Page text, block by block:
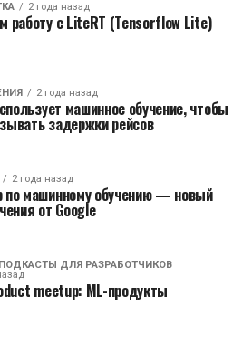
2 года назад
работу с LiteRT (Tensorflow Lite)
2 года назад
машинное обучение, чтобы
задержки рейсов
2 года назад
по машинному обучению — новый
от Google
ДЛЯ РАЗРАБОТЧИКОВ
meetup: ML-продукты